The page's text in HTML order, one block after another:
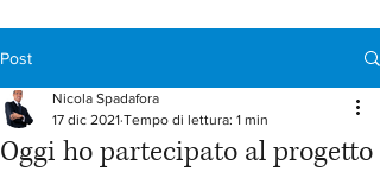
Post
Oggi ho partecipato al progetto
Nicola Spadafora
17 dic 2021 Tempo di lettura: 1 min